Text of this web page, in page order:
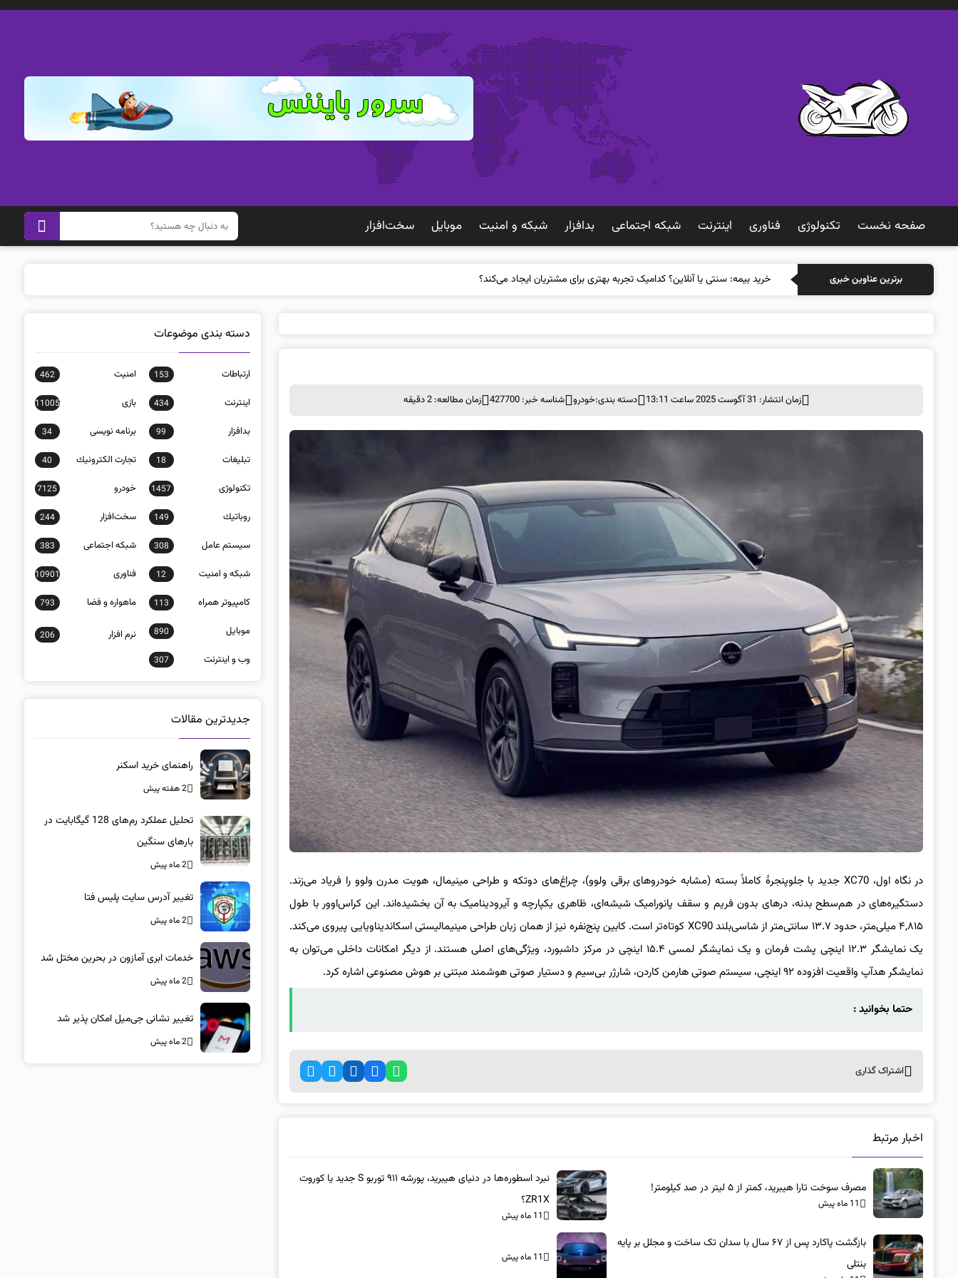
صفحه نخست تکنولوژی فناوری اينترنت شبكه اجتماعی بدافزار شبكه و امنيت موبايل سخت‌افزار
برترین عناوین خبری خرید بی
زمان انتشار: 31 آگوست 2025 ساعت 13:11 دسته بندی:خودرو شناسه خبر: 427700 زمان مطالعه: 2 دقیقه
در نگاه اول، XC70 جدید با جلوپنجرهٔ کاملاً بسته (مشابه خودروهای برقی ولوو)، چراغ‌های دوتکه و طراحی مینیمال، هویت مدرن ولوو را فریاد می‌زند.
دستگیره‌های در هم‌سطح بدنه، درهای بدون فریم و سقف پانورامیک شیشه‌ای، ظاهری یکپارچه و آیرودینامیک به آن بخشیده‌اند. این کراس‌اوور با طول
۴,۸۱۵ میلی‌متر، حدود ۱۳.۷ سانتی‌متر از شاسی‌بلند XC90 کوتاه‌تر است. کابین پنج‌نفره نیز از همان زبان طراحی مینیمالیستی اسکاندیناویایی پیروی می‌کند.
یک نمایشگر ۱۲.۳ اینچی پشت فرمان و یک نمایشگر لمسی ۱۵.۴ اینچی در مرکز داشبورد، ویژگی‌های اصلی هستند. از دیگر امکانات داخلی می‌توان به
نمایشگر هدآپ واقعیت افزوده ۹۲ اینچی، سیستم صوتی هارمن کاردن، شارژر بی‌سیم و دستیار صوتی هوشمند مبتنی بر هوش مصنوعی اشاره کرد.
حتما بخوانید :
اشتراک گذاری
اخبار مرتبط
مصرف سوخت تارا هیبرید، کمتر از ۵ لیتر در صد کیلومتر!
11 ماه پیش
نبرد اسطوره‌ها در دنیای هیبرید، پورشه ۹۱۱ توربو S جدید یا کوروت
ZR1X؟
11 ماه پیش
بازگشت پاکارد پس از ۶۷ سال با سدان تک ساخت و مجلل بر پایه
بنتلی
11 ماه پیش
دسته بندی موضوعات
ارتباطات 153 امنيت 462
اينترنت 434 بازی 11005
بدافزار 99 برنامه نويسی 34
تبلیغات 18 تجارت الكترونيك 40
تکنولوژی 1457 خودرو 7125
روباتيك 149 سخت‌افزار 244
سيستم عامل 308 شبكه اجتماعی 383
شبكه و امنيت 12 فناوری 10901
كامپيوتر همراه 113 ماهواره و فضا 793
موبايل 890 نرم افزار 206
وب و اينترنت 307
جدیدترین مقالات
راهنمای خرید اسکنر
2 هفته پیش
تحلیل عملکرد رم‌های 128 گیگابایت در
بارهای سنگین
2 ماه پیش
تغییر آدرس سایت پلیس فتا
2 ماه پیش
خدمات ابری آمازون در بحرین مختل شد
2 ماه پیش
تغییر نشانی جی‌میل امکان پذیر شد
2 ماه پیش